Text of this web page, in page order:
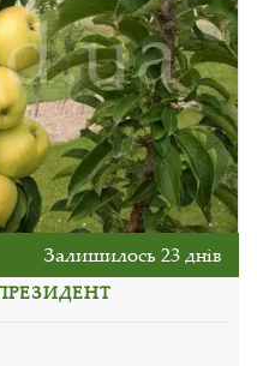
Залишилось 23 днів